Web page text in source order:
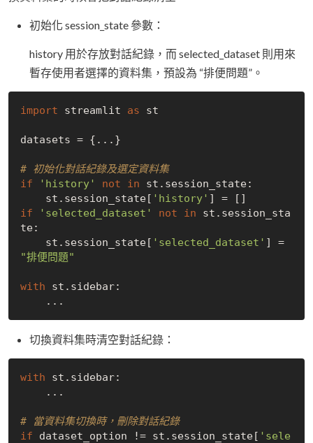
初始化 session_state 參數：
history 用於存放對話紀錄，而 selected_dataset 則用來
暫存使用者選擇的資料集，預設為 “排便問題”。
import streamlit as st
datasets = {...}
# 初始化對話紀錄及選定資料集
if
'history' not in st.session_state:
    st.session_state[
'history'
if
'selected_dataset' not in st.session_sta
te:
    st.session_state[
'selected_dataset'
] =
"排便問題"
with st.sidebar:
切換資料集時清空對話紀錄：
with st.sidebar:
# 當資料集切換時，刪除對話紀錄
if dataset_option != st.session_state[ 'sele